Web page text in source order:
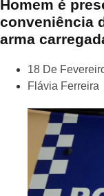
Homem é
conveniência
arma
18 De
Flávia Ferreira